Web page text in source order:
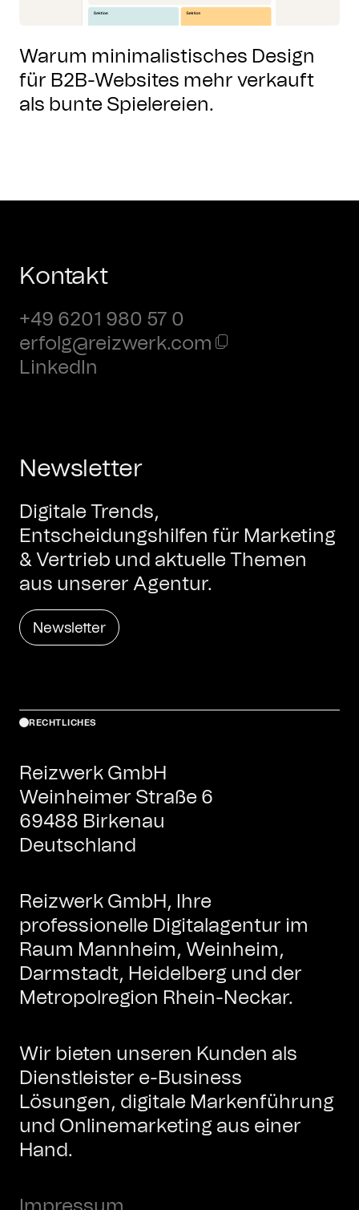
Warum minimalistisches Design
für B2B-Websites mehr verkauft
als bunte Spielereien.
Kontakt
+49 6201 980 57 0
erfolg@reizwerk.com
LinkedIn
Newsletter
Digitale Trends,
Entscheidungshilfen für Marketing
& Vertrieb und aktuelle Themen
aus unserer Agentur.
Newsletter
RECHTLICHES
Reizwerk GmbH
Weinheimer Straße 6
69488 Birkenau
Deutschland
Reizwerk GmbH, Ihre
professionelle Digitalagentur im
Raum Mannheim, Weinheim,
Darmstadt, Heidelberg und der
Metropolregion Rhein-Neckar.
Wir bieten unseren Kunden als
Dienstleister e-Business
Lösungen, digitale Markenführung
und Onlinemarketing aus einer
Hand.